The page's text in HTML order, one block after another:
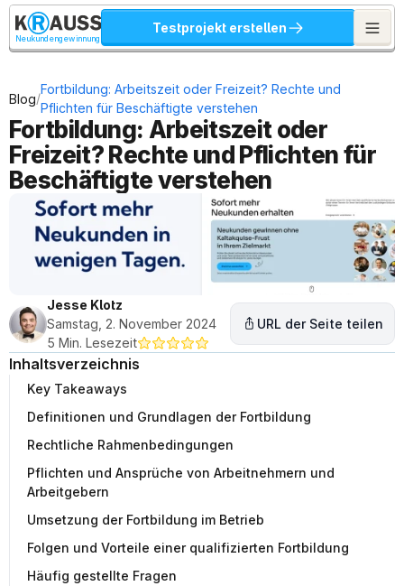
Neukundengewinnung
Testprojekt erstellen
Blog/
Fortbildung: Arbeitszeit oder Freizeit? Rechte und
Pflichten für Beschäftigte verstehen
Fortbildung: Arbeitszeit oder
Freizeit? Rechte und Pflichten für
Beschäftigte verstehen
Jesse Klotz
Samstag, 2. November 2024
5 Min. Lesezeit
URL der Seite teilen
Inhaltsverzeichnis
Key Takeaways
Definitionen und Grundlagen der Fortbildung
Rechtliche Rahmenbedingungen
Pflichten und Ansprüche von Arbeitnehmern und
Arbeitgebern
Umsetzung der Fortbildung im Betrieb
Folgen und Vorteile einer qualifizierten Fortbildung
Häufig gestellte Fragen